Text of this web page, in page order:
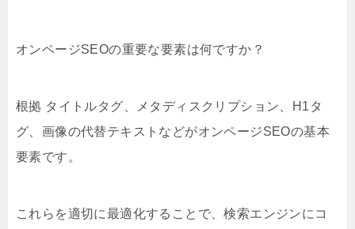
オンページSEOの重要な要素は何ですか？
根拠 タイトルタグ、メタディスクリプション、H1タ
グ、画像の代替テキストなどがオンページSEOの基本
要素です。
これらを適切に最適化することで、検索エンジンにコ